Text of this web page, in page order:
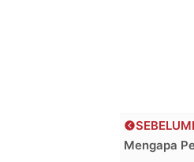
Mengapa